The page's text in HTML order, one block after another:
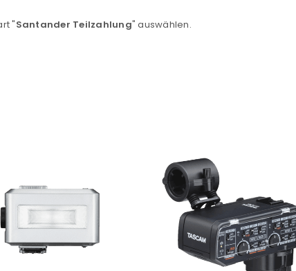
Ich stimme zu
Ja, ich möchte ein
Datenschutzerklärung. *
REGISTRIEREN
"Santander Teilzahlung" auswählen.